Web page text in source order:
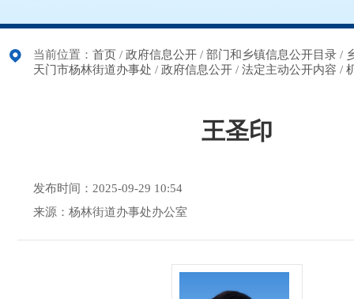
当前位置： 首页 / 政府信息公开 / 部门和乡镇信息公开目录 /
天门市杨林街道办事处 / 政府信息公开 / 法定主动公开内容 /
王圣印
发布时间：2025-09-29 10:54
来源：杨林街道办事处办公室